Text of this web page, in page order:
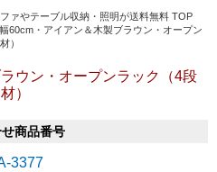
ァやテーブル収納・照明が送料無料 TOP
幅60cm・アイアン＆木製ブラウン・オープン
）
ウン・オープンラック（4段
）
商品番号
3377